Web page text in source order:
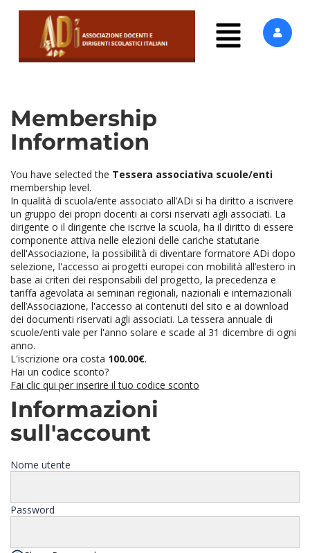
Membership
Information
You have selected the Tessera associativa scuole/enti
membership level.
In qualità di scuola/ente associato all’ADi si ha diritto a iscrivere
un gruppo dei propri docenti ai corsi riservati agli associati. La
dirigente o il dirigente che iscrive la scuola, ha il diritto di essere
componente attiva nelle elezioni delle cariche statutarie
dell'Associazione, la possibilità di diventare formatore ADi dopo
selezione, l'accesso ai progetti europei con mobilità all’estero in
base ai criteri dei responsabili del progetto, la precedenza e
tariffa agevolata ai seminari regionali, nazionali e internazionali
dell’Associazione, l'accesso ai contenuti del sito e ai download
dei documenti riservati agli associati. La tessera annuale di
scuole/enti vale per l'anno solare e scade al 31 dicembre di ogni
anno.
L'iscrizione ora costa 100.00€.
Hai un codice sconto?
Fai clic qui per inserire il tuo codice sconto
Informazioni
sull'account
Nome utente
Password